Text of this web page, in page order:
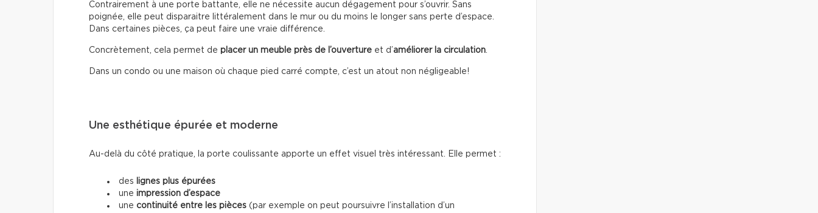
Contrairement à une porte battante, elle ne nécessite aucun dégagement pour s’ouvrir. Sans
poignée, elle peut disparaitre littéralement dans le mur ou du moins le longer sans perte d’espace.
Dans certaines pièces, ça peut faire une vraie différence.
Concrètement, cela permet de placer un meuble près de l’ouverture et d’améliorer la circulation.
Dans un condo ou une maison où chaque pied carré compte, c’est un atout non négligeable!
Une esthétique épurée et moderne
Au-delà du côté pratique, la porte coulissante apporte un effet visuel très intéressant. Elle permet :
des
lignes plus épurées
une impression d’espace
une continuité entre les pièces (par exemple on peut poursuivre l’installation d’un